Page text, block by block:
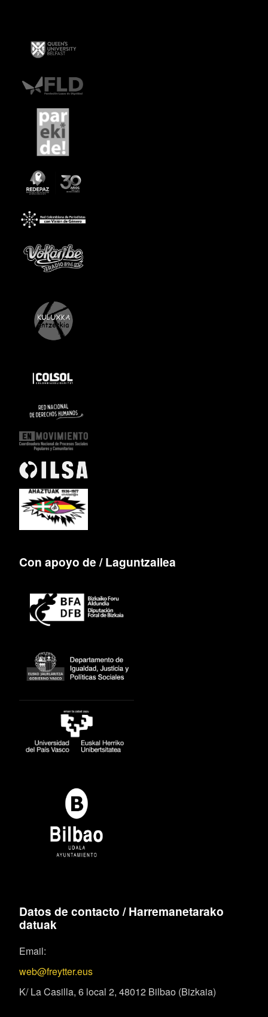
Con apoyo de / Laguntzailea
Datos de contacto / Harremanetarako
datuak
Email:
web@freytter.eus
K/ La Casilla, 6 local 2, 48012 Bilbao (Bizkaia)